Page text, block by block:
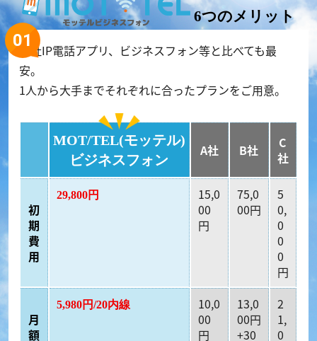
6つのメリット
他社IP電話アプリ、ビジネスフォン等と比べても最
安。
1人から大手までそれぞれに合ったプランをご用意。
MOT/TEL(モッテル)
ビジネスフォン
A社 B社
C
社
初
期
費
用
29,800円
15,0
00
円
75,0
00円
5
0,
0
0
0
円
月
額
5,980円/20内線
10,0
00
円
13,0
00円
+30
2
1,
0